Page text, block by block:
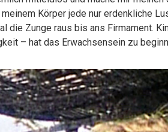
Körper jede nur erdenkliche
die Zunge raus bis ans Firmament.
– hat das Erwachsensein zu